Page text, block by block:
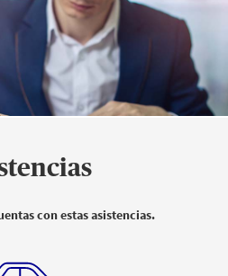
con estas asistencias.